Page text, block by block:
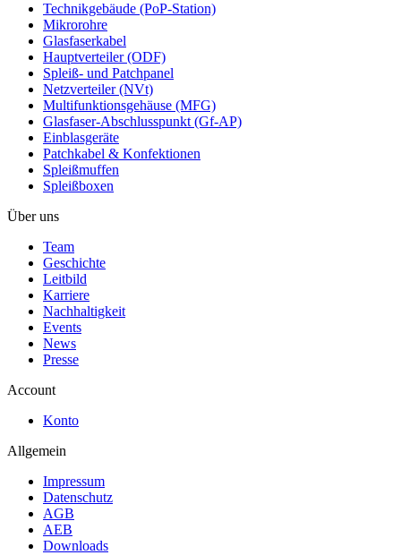
Technikgebäude (PoP-Station)
Mikrorohre
Glasfaserkabel
Hauptverteiler (ODF)
Spleiß- und Patchpanel
Netzverteiler (NVt)
Multifunktionsgehäuse (MFG)
Glasfaser-Abschlusspunkt (Gf-AP)
Einblasgeräte
Patchkabel & Konfektionen
Spleißmuffen
Spleißboxen
Über uns
Team
Geschichte
Leitbild
Karriere
Nachhaltigkeit
Events
News
Presse
Account
Konto
Allgemein
Impressum
Datenschutz
AGB
AEB
Downloads